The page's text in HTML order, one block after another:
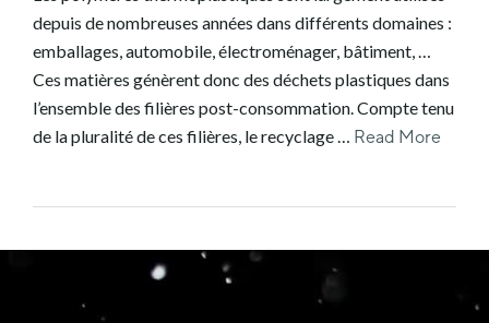
depuis de nombreuses années dans différents domaines :
emballages, automobile, électroménager, bâtiment, …
Ces matières génèrent donc des déchets plastiques dans
l’ensemble des filières post-consommation. Compte tenu
de la pluralité de ces filières, le recyclage … Read More